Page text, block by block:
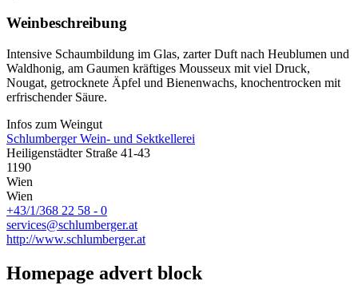
Weinbeschreibung
Intensive Schaumbildung im Glas, zarter Duft nach Heublumen und
Waldhonig, am Gaumen kräftiges Mousseux mit viel Druck,
Nougat, getrocknete Äpfel und Bienenwachs, knochentrocken mit
erfrischender Säure.
Infos zum Weingut
Schlumberger Wein- und Sektkellerei
Heiligenstädter Straße 41-43
1190
Wien
Wien
+43/1/368 22 58 - 0
services@schlumberger.at
http://www.schlumberger.at
Homepage advert block